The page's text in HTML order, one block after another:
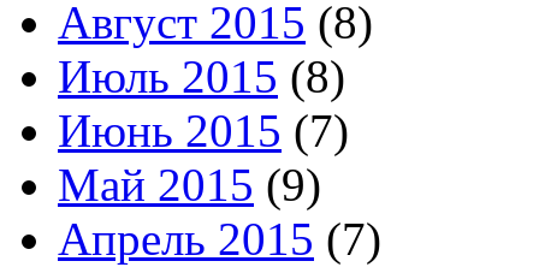
Август 2015 (8)
Июль 2015 (8)
Июнь 2015 (7)
Май 2015 (9)
Апрель 2015 (7)